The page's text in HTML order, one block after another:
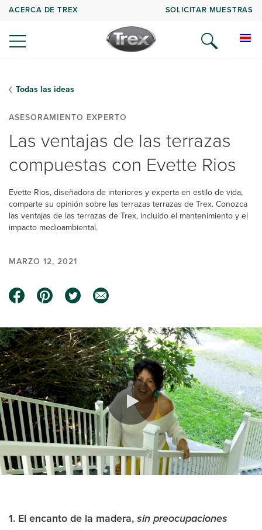
ACERCA DE TREX SOLICITAR MUESTRAS
Todas las ideas
ASESORAMIENTO EXPERTO
Las ventajas de las terrazas
compuestas con Evette Rios
Evette Rios, diseñadora de interiores y experta en estilo de vida,
comparte su opinión sobre las terrazas terrazas de Trex. Conozca
las ventajas de las terrazas de Trex, incluido el mantenimiento y el
impacto medioambiental.
MARZO 12, 2021
0:00 / 0:58
1. El encanto de la madera,sin preocupaciones